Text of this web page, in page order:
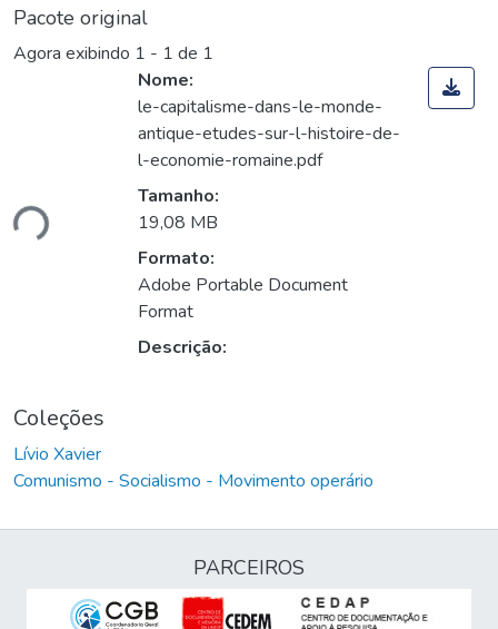
Pacote original
Agora exibindo 1 - 1 de 1
Nome:
le-capitalisme-dans-le-monde-
antique-etudes-sur-l-histoire-de-
l-economie-romaine.pdf
Tamanho:
19,08 MB
Formato:
Adobe Portable Document
Format
Descrição:
Coleções
Lívio Xavier
Comunismo - Socialismo - Movimento operário
PARCEIROS